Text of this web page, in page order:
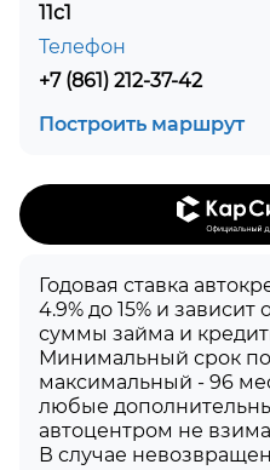
11с1
Телефон
+7 (861) 212-37-42
Построить маршрут
Годовая ставка
4.9% до 15% и зависит
суммы займа и
Минимальный срок
максимальный - 96
любые
автоцентром не
В случае